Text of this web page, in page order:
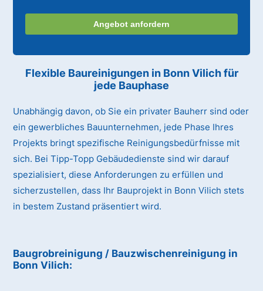
Angebot anfordern
Flexible Baureinigungen in Bonn Vilichfür
jede Bauphase
Unabhängig davon, ob Sie ein privater Bauherr sind oder
ein gewerbliches Bauunternehmen, jede Phase Ihres
Projekts bringt spezifische Reinigungsbedürfnisse mit
sich. Bei Tipp-Topp Gebäudedienste sind wir darauf
spezialisiert, diese Anforderungen zu erfüllen und
sicherzustellen, dass Ihr Bauprojekt in Bonn Vilich stets
in bestem Zustand präsentiert wird.
Baugrobreinigung / Bauzwischenreinigung in
Bonn Vilich: